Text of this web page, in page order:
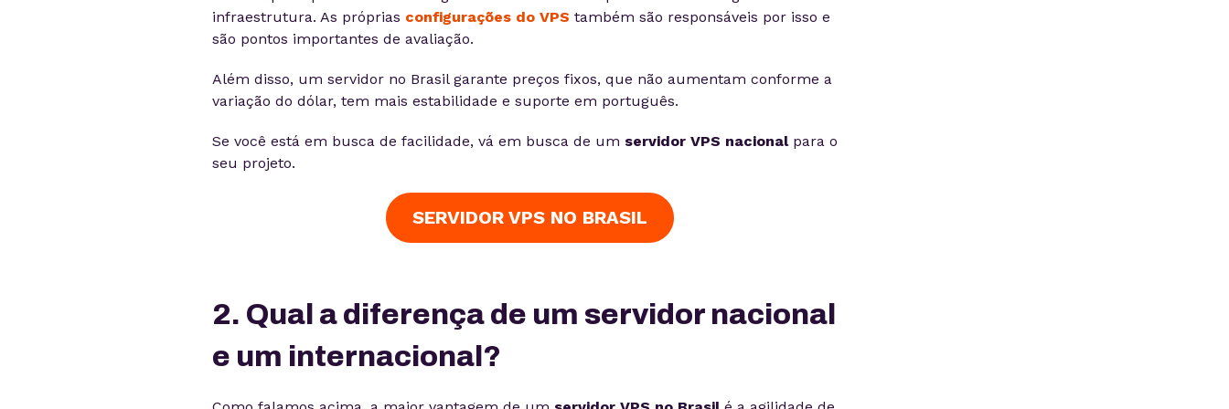
infraestrutura. As próprias configurações do VPS também são responsáveis por isso e
são pontos importantes de avaliação.
Além disso, um servidor no Brasil garante preços fixos, que não aumentam conforme a
variação do dólar, tem mais estabilidade e suporte em português.
Se você está em busca de facilidade, vá em busca de um servidor VPS nacional para o
seu projeto.
SERVIDOR VPS NO BRASIL
2. Qual a diferença de um servidor nacional
e um internacional?